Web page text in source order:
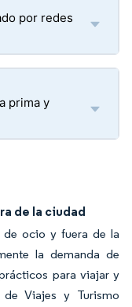
por redes
prima y
de la ciudad
de ocio y fuera de la
la demanda de
para viajar y
Viajes y Turismo